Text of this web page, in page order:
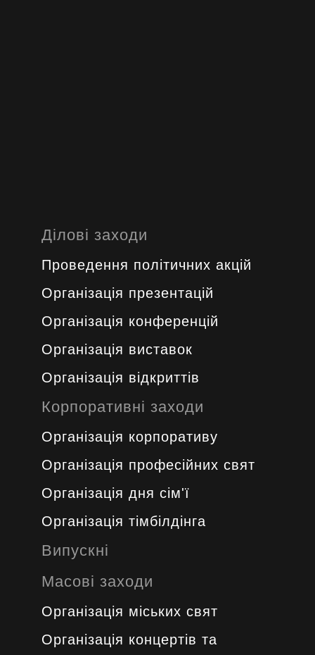
Ділові заходи
Проведення політичних акцій
Oрганізація презентацій
Організація конференцій
Організація виставок
Організація відкриттів
Корпоративні заходи
Організація корпоративу
Організація професійних свят
Організація дня сім'ї
Організація тімбілдінга
Випускні
Масові заходи
Організація міських свят
Організація концертів та